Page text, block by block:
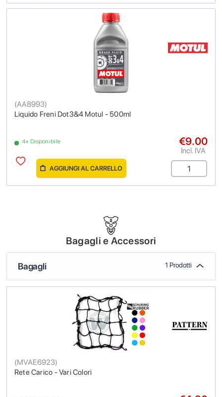
Liquido Freni Dot3&4 Motul - 500ml
(AA8993)
4+ Disponibile €9.00
Incl. IVA
AGGIUNGI AL CARRELLO
Bagagli e Accessori
Bagagli 1 Prodotti
Rete Carico - Vari Colori
(MVAE6923)